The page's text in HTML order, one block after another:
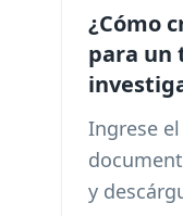
¿Cómo
para un
Ingrese el
y